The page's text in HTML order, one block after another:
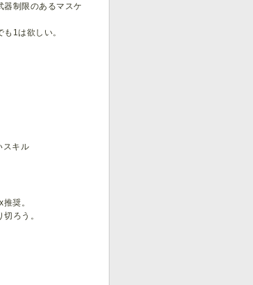
器制限のあるマスケ
1は欲しい。
スキル
奨。
ろう。